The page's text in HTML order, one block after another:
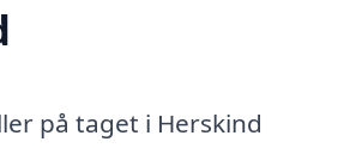
på taget i Herskind